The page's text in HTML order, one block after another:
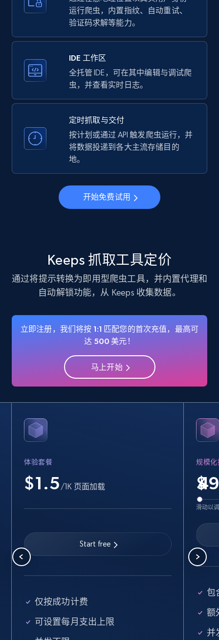
5.7K+
LinkedIn company information
ID, Name, Country code, Locations, Followers,
Employees in linkedin, About, Specialties, and
33.6K+ 3.5K+ 注册使用
Instagram - Profiles
Account, Fbid, ID, Followers, Posts count, Is
business account, Is professional account, Is
Instagram - Profiles - Collect profile
business account, Is professional account, Is
verified, and more.
3.5K+ 注册使用
Crunchbase companies information
Name, URL, ID, Cb rank, Region, About,
Industries, Operating status, and more.
Searching data by keyword
Name, URL, ID, Cb rank, Region, About,
Industries, Operating status, and more.
运行爬虫，内置指纹、自动重试、
验证码求解等能力。
IDE 工作区
全托管 IDE，可在其中编辑与调试爬
虫，并查看实时日志。
定时抓取与交付
按计划或通过 API 触发爬虫运行，并
将数据投递到各大主流存储目的
地。
开始免费试用
Keeps 抓取工具定价
通过将提示转换为即用型爬虫工具，并内置代理和
自动解锁功能，从 Keeps 收集数据。
立即注册，我们将按 1:1 匹配您的首次充值，最高可
达 500 美元！
马上开始
体验套餐
$1.5 /1K 页面加载
Start free
仅按成功计费
可设置每月支出上限
规模化
$
滑动以
包
额
并